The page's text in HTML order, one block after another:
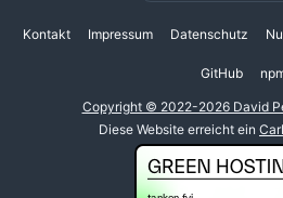
Kontakt Impressum Datenschutz
GitHub
Copyright © 2022-2026 David
Diese Website erreicht ein